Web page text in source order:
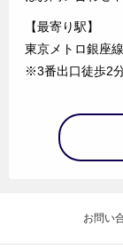
【最寄り駅】
東京メトロ銀座
※3番出口徒歩2
お問い